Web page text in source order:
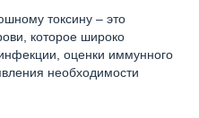
токсину – это
которое широко
оценки иммунного
необходимости